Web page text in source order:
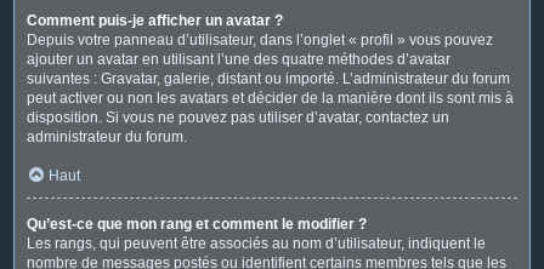
Comment puis-je afficher un avatar ?
Depuis votre panneau d’utilisateur, dans l’onglet « profil » vous pouvez
ajouter un avatar en utilisant l’une des quatre méthodes d’avatar
suivantes : Gravatar, galerie, distant ou importé. L’administrateur du forum
peut activer ou non les avatars et décider de la manière dont ils sont mis à
disposition. Si vous ne pouvez pas utiliser d’avatar, contactez un
administrateur du forum.
Haut
Qu’est-ce que mon rang et comment le modifier ?
Les rangs, qui peuvent être associés au nom d’utilisateur, indiquent le
nombre de messages postés ou identifient certains membres tels que les